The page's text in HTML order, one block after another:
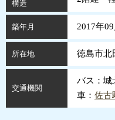
構造
築年月 2017年
所在地 徳島市北
交通機関
バス：
車： 佐古